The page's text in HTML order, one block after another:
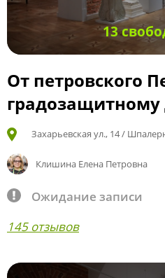
13
От петровского
Захарьевская ул., 14 /
Клишина Елена Петровна
Ожидание записи
145 отзывов